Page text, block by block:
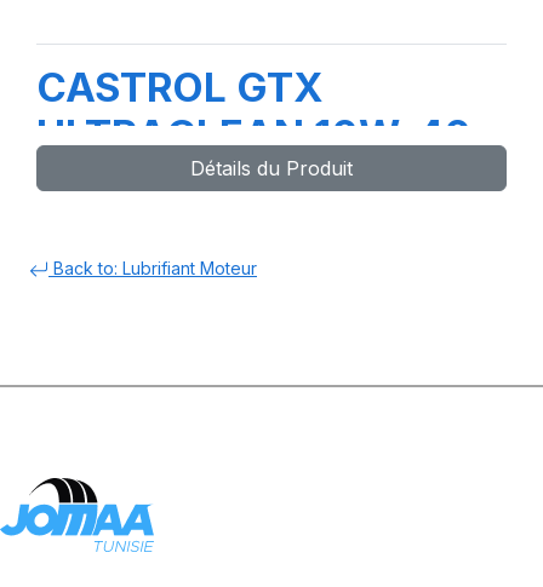
CASTROL GTX
ULTRACLEAN 10W-40
A3/B4 1L (E4)
Détails du Produit
Back to: Lubrifiant Moteur